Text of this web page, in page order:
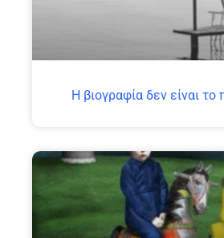
H βιογραφία δεν είναι